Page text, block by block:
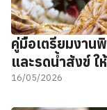
คู่มือเตรียมงาน
และรดน้ำสังข์
16/05/2026